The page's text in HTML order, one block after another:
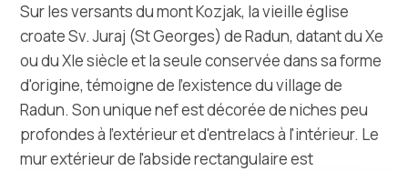
Sur les versants du mont Kozjak, la vieille église
croate Sv. Juraj (St Georges) de Radun, datant du Xe
ou du XIe siècle et la seule conservée dans sa forme
d'origine, témoigne de l'existence du village de
Radun. Son unique nef est décorée de niches peu
profondes à l'extérieur et d'entrelacs à l'intérieur. Le
mur extérieur de l'abside rectangulaire est